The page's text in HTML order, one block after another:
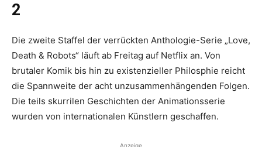
2
Die zweite Staffel der verrückten Anthologie-Serie „Love,
Death & Robots“ läuft ab Freitag auf Netflix an. Von
brutaler Komik bis hin zu existenzieller Philosphie reicht
die Spannweite der acht unzusammenhängenden Folgen.
Die teils skurrilen Geschichten der Animationsserie
wurden von internationalen Künstlern geschaffen.
Anzeige